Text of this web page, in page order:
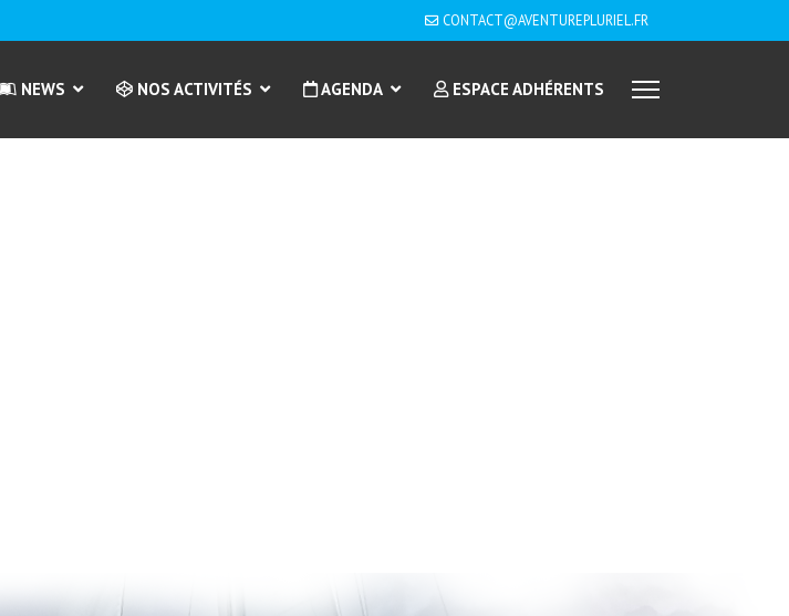
CONTACT@AVENTUREPLURIEL.FR
NEWS NOS ACTIVITÉS AGENDA ESPACE ADHÉRENTS